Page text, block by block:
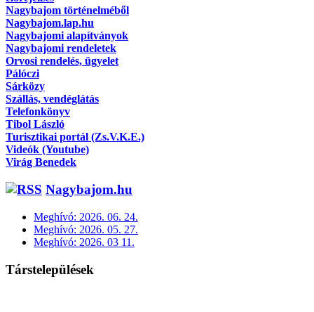
Nagybajom történelméből
Nagybajom.lap.hu
Nagybajomi alapítványok
Nagybajomi rendeletek
Orvosi rendelés, ügyelet
Pálóczi
Sárközy
Szállás, vendéglátás
Telefonkönyv
Tibol László
Turisztikai portál (Zs.V.K.E.)
Videók (Youtube)
Virág Benedek
Nagybajom.hu
Meghívó: 2026. 06. 24.
Meghívó: 2026. 05. 27.
Meghívó: 2026. 03 11.
Társtelepülések